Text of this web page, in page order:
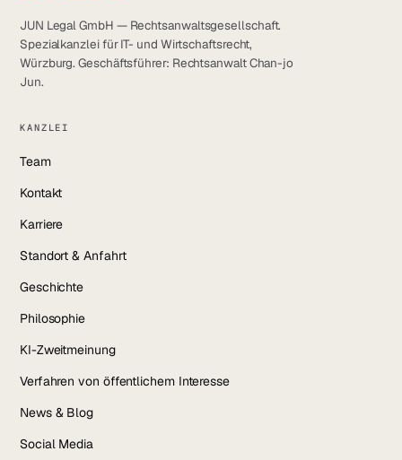
JUN Legal GmbH — Rechtsanwaltsgesellschaft.
Spezialkanzlei für IT- und Wirtschaftsrecht,
Würzburg. Geschäftsführer: Rechtsanwalt Chan-jo
Jun.
KANZLEI
Team
Kontakt
Karriere
Standort & Anfahrt
Geschichte
Philosophie
KI-Zweitmeinung
Verfahren von öffentlichem Interesse
News & Blog
Social Media